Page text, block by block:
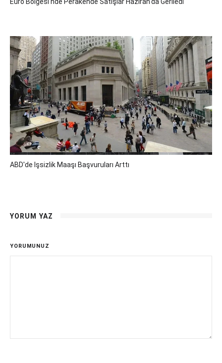
ABD'de Işsizlik Maaşı Başvuruları Arttı
YORUM YAZ
YORUMUNUZ